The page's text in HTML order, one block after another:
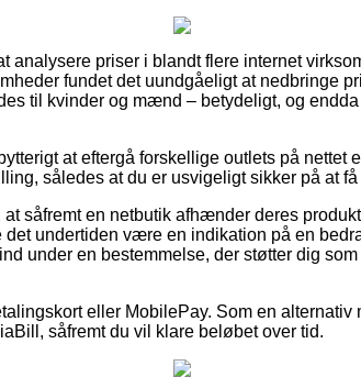
analysere priser i blandt flere internet
fundet det uundgåeligt at nedbringe
til kvinder og mænd – betydeligt, og
at eftergå forskellige outlets på nettet
således at du er usvigeligt sikker på at
såfremt en netbutik afhænder deres
undertiden være en indikation på en
under en bestemmelse, der støtter dig
eller MobilePay. Som en alternativ
såfremt du vil klare beløbet over tid.